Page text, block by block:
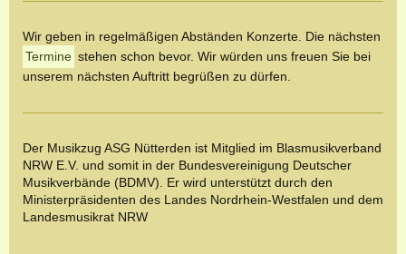
Wir geben in regelmäßigen Abständen Konzerte. Die nächsten
Termine stehen schon bevor. Wir würden uns freuen Sie bei
unserem nächsten Auftritt begrüßen zu dürfen.
Der Musikzug ASG Nütterden ist Mitglied im Blasmusikverband
NRW E.V. und somit in der Bundesvereinigung Deutscher
Musikverbände (BDMV). Er wird unterstützt durch den
Ministerpräsidenten des Landes Nordrhein-Westfalen und dem
Landesmusikrat NRW